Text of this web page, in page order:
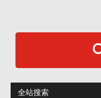
全站搜索